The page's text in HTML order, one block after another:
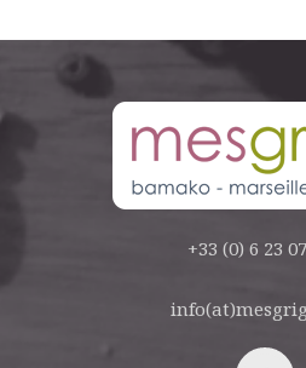
+33 (0) 6 23